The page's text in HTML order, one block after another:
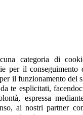
categoria di
per il
il funzionamento del
te esplicitati,
espressa
ai nostri partner